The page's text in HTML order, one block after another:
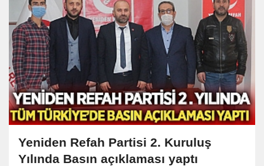
Yeniden Refah Partisi 2. Kuruluş
Yılında Basın açıklaması yaptı